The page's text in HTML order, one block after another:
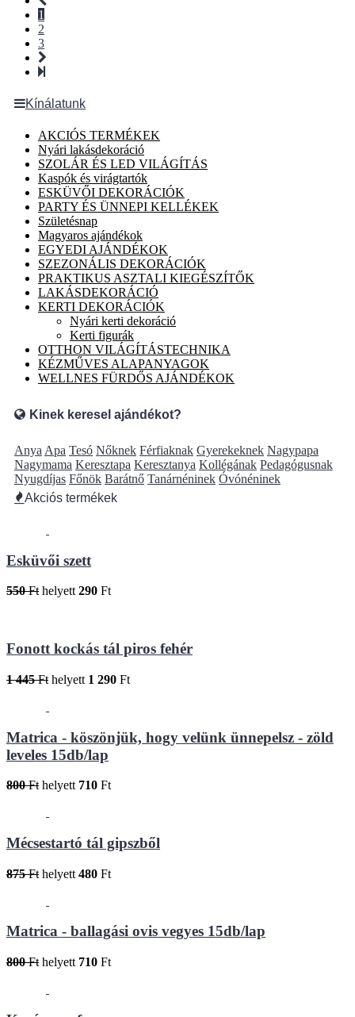
1
2
3
Kínálatunk
AKCIÓS TERMÉKEK
Nyári lakásdekoráció
SZOLÁR ÉS LED VILÁGÍTÁS
Kaspók és virágtartók
ESKÜVŐI DEKORÁCIÓK
PARTY ÉS ÜNNEPI KELLÉKEK
Születésnap
Magyaros ajándékok
EGYEDI AJÁNDÉKOK
SZEZONÁLIS DEKORÁCIÓK
PRAKTIKUS ASZTALI KIEGÉSZÍTŐK
LAKÁSDEKORÁCIÓ
KERTI DEKORÁCIÓK
Nyári kerti dekoráció
Kerti figurák
OTTHON VILÁGÍTÁSTECHNIKA
KÉZMŰVES ALAPANYAGOK
WELLNES FÜRDŐS AJÁNDÉKOK
Kinek keresel ajándékot?
Anya Apa Tesó Nőknek Férfiaknak Gyerekeknek Nagypapa
Nagymama Keresztapa Keresztanya Kollégának Pedagógusnak
Nyugdíjas Főnök Barátnő Tanárnéninek Óvónéninek
Akciós termékek
Esküvői szett
550 Ft helyett 290 Ft
Fonott kockás tál piros fehér
1 445 Ft helyett 1 290 Ft
Matrica - köszönjük, hogy velünk ünnepelsz - zöld
leveles 15db/lap
800 Ft helyett 710 Ft
Mécsestartó tál gipszből
875 Ft helyett 480 Ft
Matrica - ballagási ovis vegyes 15db/lap
800 Ft helyett 710 Ft